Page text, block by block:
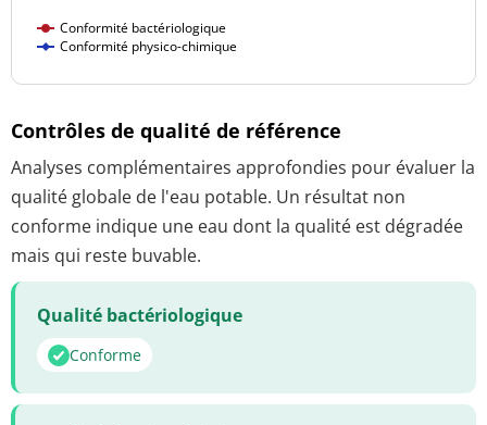
Conformité bactériologique
Conformité physico-chimique
Contrôles de qualité de référence
Analyses complémentaires approfondies pour évaluer la
qualité globale de l'eau potable. Un résultat non
conforme indique une eau dont la qualité est dégradée
mais qui reste buvable.
Qualité bactériologique
Conforme